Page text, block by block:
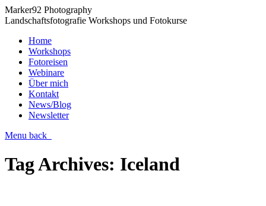
Marker92 Photography
Landschaftsfotografie Workshops und Fotokurse
Home
Workshops
Fotoreisen
Webinare
Über mich
Kontakt
News/Blog
Newsletter
Menu back
Tag Archives: Iceland